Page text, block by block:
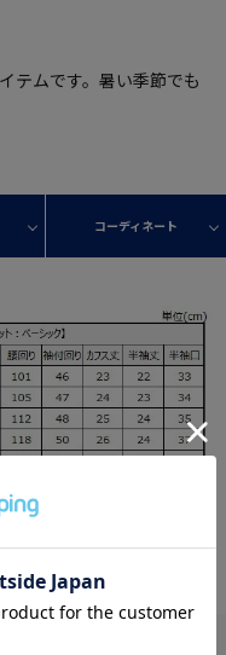
テムです。暑い季節でも
コーディネート